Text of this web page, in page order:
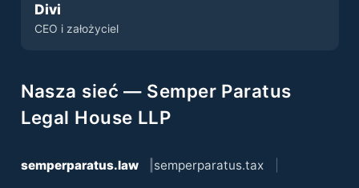
Divi
CEO i założyciel
Nasza sieć — Semper Paratus
Legal House LLP
semperparatus.law semperparatus.tax